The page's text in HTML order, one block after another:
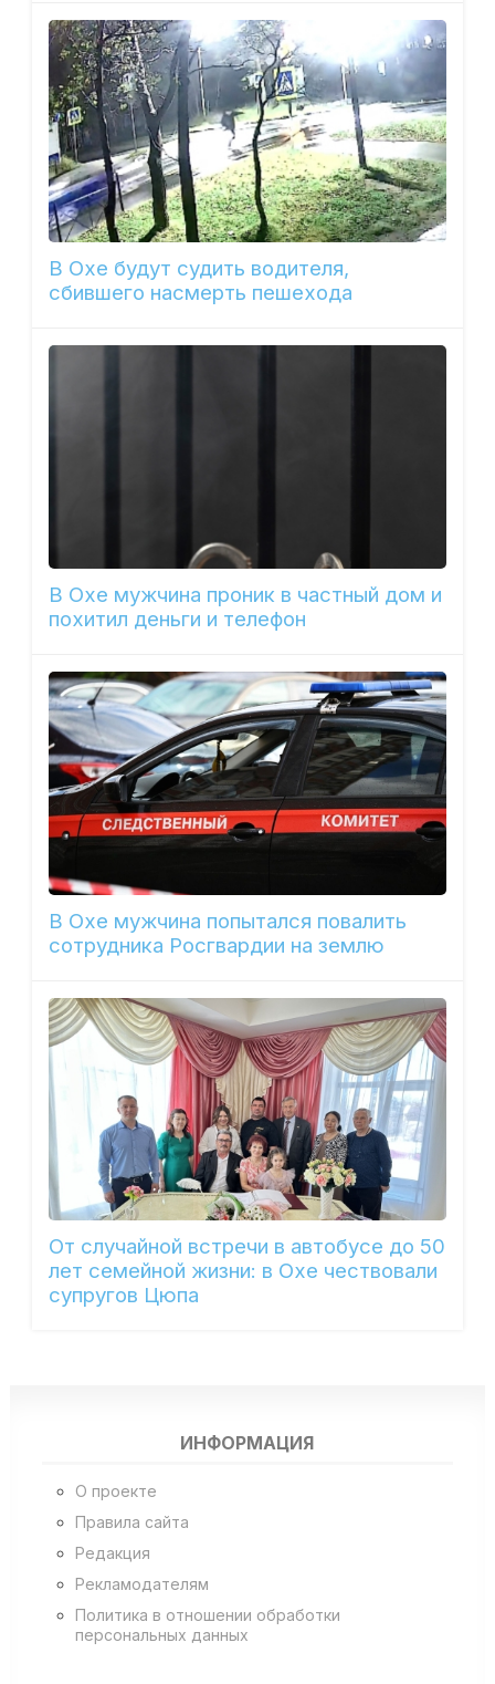
В Охе будут судить водителя,
сбившего насмерть пешехода
В Охе мужчина проник в частный дом и
похитил деньги и телефон
В Охе мужчина попытался повалить
сотрудника Росгвардии на землю
От случайной встречи в автобусе до 50
лет семейной жизни: в Охе чествовали
супругов Цюпа
ИНФОРМАЦИЯ
О проекте
Правила сайта
Редакция
Рекламодателям
Политика в отношении обработки
персональных данных